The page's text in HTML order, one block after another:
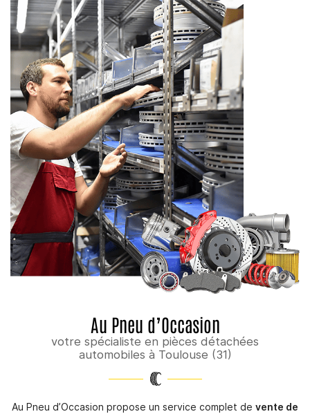
En cochant cette case, vous consentez à recevoir nos propositions
commerciales à l'adresse email indiqué ci-dessus. Vous pouvez vous
désinscrire à tout moment en utilisantle formulaire de désinscription
Inscription
Au Pneu d’Occasion
votre spécialiste en pièces détachées
automobiles à Toulouse (31)
Au Pneu d’Occasion propose un service complet de vente de